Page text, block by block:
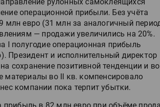
операционной прибыли. Без учёта
млн евро (31 млн за аналогичный
— продажи увеличились на 20%.
I полугодие операционная прибыль
Президент и исполнительный директор
сохранение позитивной тенденции и во
материалы во II кв. компенсировало
компании пока терпит убытки.